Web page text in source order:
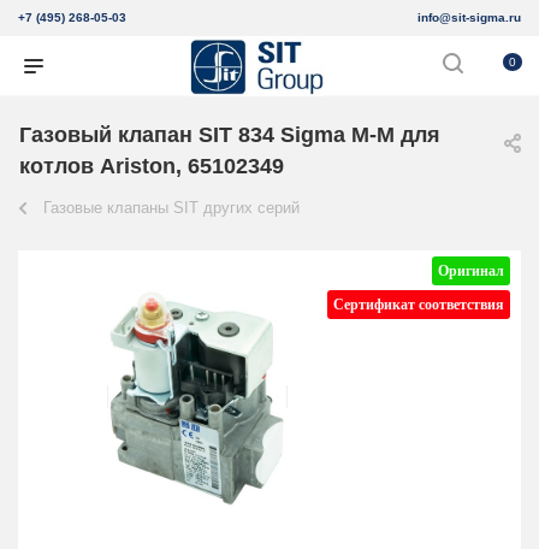
+7 (495) 268-05-03 info@sit-sigma.ru
0
Газовый клапан SIT 834 Sigma M-M для
котлов Ariston, 65102349
Газовые клапаны SIT других серий
Оригинал
Сертификат соответствия